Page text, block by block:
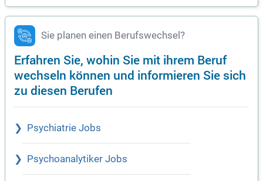
Sie planen einen Berufswechsel?
Erfahren Sie, wohin Sie mit ihrem Beruf
wechseln können und informieren Sie sich
zu diesen Berufen
Psychiatrie Jobs
Psychoanalytiker Jobs